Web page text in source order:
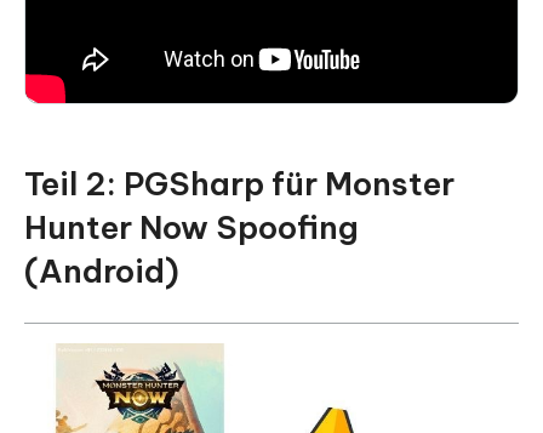
Teil 2: PGSharp für Monster
Hunter Now Spoofing
(Android)